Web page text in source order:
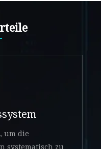
um die
systematisch zu